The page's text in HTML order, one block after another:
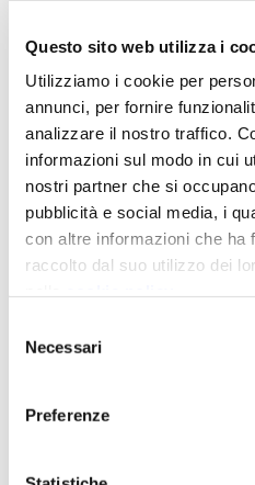
Questo sito web utilizza i
Utilizziamo i cookie per
annunci, per fornire
analizzare il nostro traffico.
informazioni sul modo in cui
nostri partner che si
pubblicità e social media, i
con altre informazioni che ha
raccolto dal suo utilizzo dei
cookie strettamente
delNecessari
Preferenze